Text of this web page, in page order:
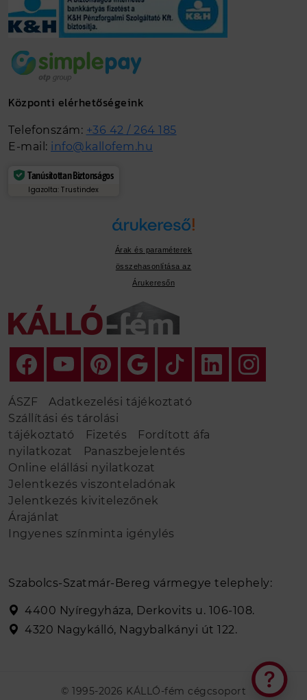
Központi elérhetőségeink
Telefonszám: +36 42 / 264 185
E-mail: info@kallofem.hu
Tanúsítottan Biztonságos
Igazolta: Trustindex
Árak és paraméterek
összehasonlítása az
Árukeresőn
ÁSZF
Adatkezelési tájékoztató
Szállítási és tárolási
tájékoztató
Fizetés
Fordított áfa
nyilatkozat
Panaszbejelentés
Online elállási nyilatkozat
Jelentkezés viszonteladónak
Jelentkezés kivitelezőnek
Árajánlat
Ingyenes színminta igénylés
Szabolcs-Szatmár-Bereg vármegye telephely:
4400 Nyíregyháza, Derkovits u. 106-108.
4320 Nagykálló, Nagybalkányi út 122.
© 1995-2026 KÁLLÓ-fém cégcsoport